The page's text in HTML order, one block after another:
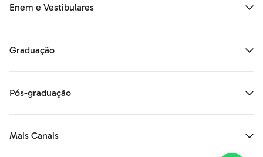
Enem e Vestibulares
Graduação
Pós-graduação
Mais Canais